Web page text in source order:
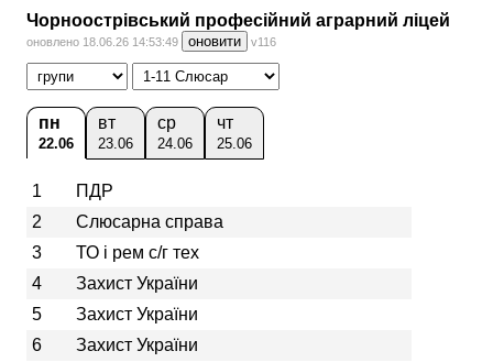
Чорноострівський професійний аграрний ліцей
оновлено 18.06.26 14:53:49 оновити v116
пн
22.06
вт
23.06
ср
24.06
чт
25.06
1
ПДР
2
Слюсарна справа
3
ТО і рем с/г тех
4
Захист України
5
Захист України
6
Захист України